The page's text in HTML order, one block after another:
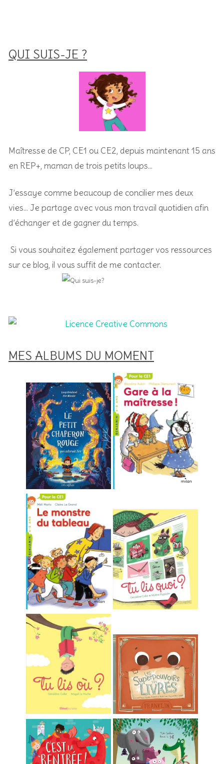
QUI SUIS-JE ?
Maîtresse de CP, CE1 ou CE2, depuis maintenant 15 ans
en REP+, maman de trois petits loups…
J’essaye comme beaucoup de concilier mes deux
vies… Je partage avec vous mon travail quotidien afin
d’échanger et de gagner du temps.
Si vous souhaitez également partager vos ressources
sur ce blog, il vous suffit de me contacter.
MES ALBUMS DU MOMENT